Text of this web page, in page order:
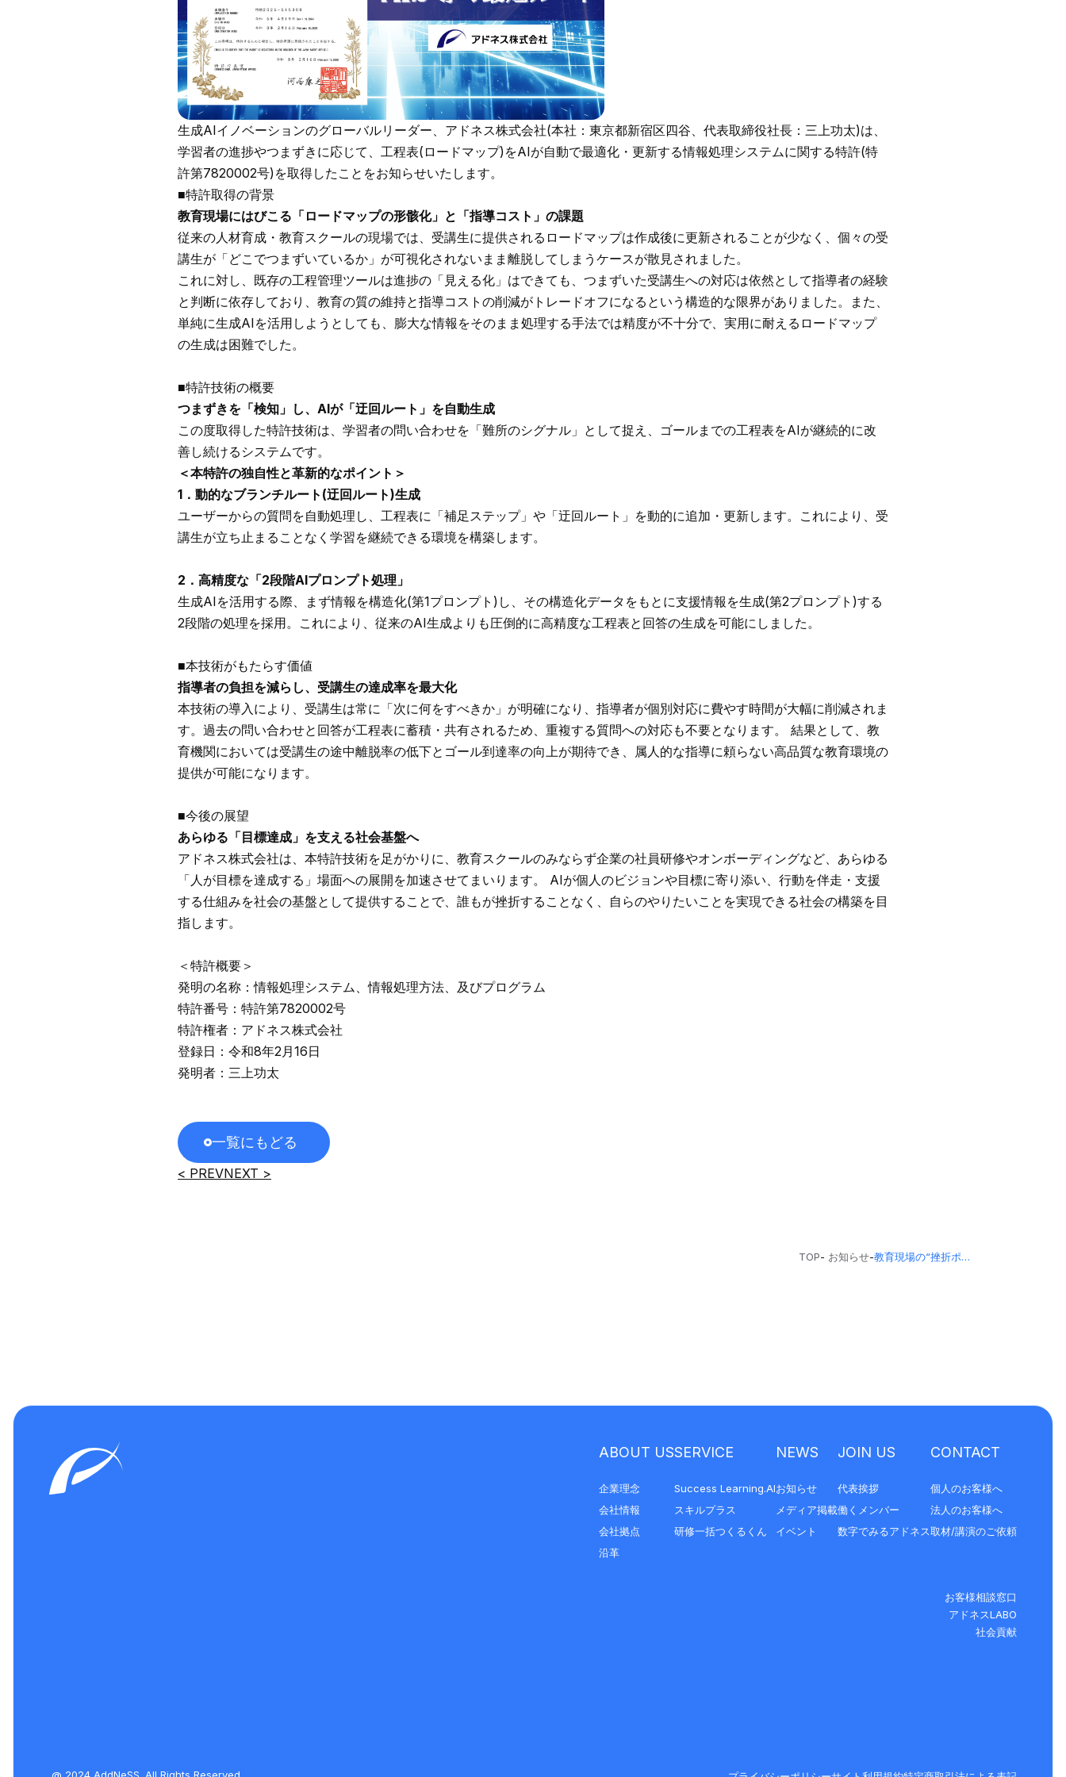
生成AIイノベーションのグローバルリーダー、アドネス株式会社(本社：東京都新宿区四谷、代表取締役社長：三上功太)は、
学習者の進捗やつまずきに応じて、工程表(ロードマップ)をAIが自動で最適化・更新する情報処理システムに関する特許(特
許第7820002号)を取得したことをお知らせいたします。
■特許取得の背景
教育現場にはびこる「ロードマップの形骸化」と「指導コスト」の課題
従来の人材育成・教育スクールの現場では、受講生に提供されるロードマップは作成後に更新されることが少なく、個々の受
講生が「どこでつまずいているか」が可視化されないまま離脱してしまうケースが散見されました。
これに対し、既存の工程管理ツールは進捗の「見える化」はできても、つまずいた受講生への対応は依然として指導者の経験
と判断に依存しており、教育の質の維持と指導コストの削減がトレードオフになるという構造的な限界がありました。また、
単純に生成AIを活用しようとしても、膨大な情報をそのまま処理する手法では精度が不十分で、実用に耐えるロードマップ
の生成は困難でした。
■特許技術の概要
つまずきを「検知」し、AIが「迂回ルート」を自動生成
この度取得した特許技術は、学習者の問い合わせを「難所のシグナル」として捉え、ゴールまでの工程表をAIが継続的に改
善し続けるシステムです。
＜本特許の独自性と革新的なポイント＞
1．動的なブランチルート(迂回ルート)生成
ユーザーからの質問を自動処理し、工程表に「補足ステップ」や「迂回ルート」を動的に追加・更新します。これにより、受
講生が立ち止まることなく学習を継続できる環境を構築します。
2．高精度な「2段階AIプロンプト処理」
生成AIを活用する際、まず情報を構造化(第1プロンプト)し、その構造化データをもとに支援情報を生成(第2プロンプト)する
2段階の処理を採用。これにより、従来のAI生成よりも圧倒的に高精度な工程表と回答の生成を可能にしました。
■本技術がもたらす価値
指導者の負担を減らし、受講生の達成率を最大化
本技術の導入により、受講生は常に「次に何をすべきか」が明確になり、指導者が個別対応に費やす時間が大幅に削減されま
す。過去の問い合わせと回答が工程表に蓄積・共有されるため、重複する質問への対応も不要となります。 結果として、教
育機関においては受講生の途中離脱率の低下とゴール到達率の向上が期待でき、属人的な指導に頼らない高品質な教育環境の
提供が可能になります。
■今後の展望
あらゆる「目標達成」を支える社会基盤へ
アドネス株式会社は、本特許技術を足がかりに、教育スクールのみならず企業の社員研修やオンボーディングなど、あらゆる
「人が目標を達成する」場面への展開を加速させてまいります。 AIが個人のビジョンや目標に寄り添い、行動を伴走・支援
する仕組みを社会の基盤として提供することで、誰もが挫折することなく、自らのやりたいことを実現できる社会の構築を目
指します。
＜特許概要＞
発明の名称：情報処理システム、情報処理方法、及びプログラム
特許番号：特許第7820002号
特許権者：アドネス株式会社
登録日：令和8年2月16日
発明者：三上功太
一覧にもどる
< PREVNEXT >
TOP- お知らせ- 教育現場の“挫折ポイント”をAIが解消。学習のつまずきに応じてロードマップに迂回ルートを自動生成する技術で特許取得
ABOUT US
企業理念
会社情報
会社拠点
沿革
SERVICE
Success Learning.AI
スキルプラス
研修一括つくるくん
NEWS
お知らせ
メディア掲載
イベント
JOIN US
代表挨拶
働くメンバー
数字でみるアドネス
CONTACT
個人のお客様へ
法人のお客様へ
取材/講演のご依頼
お客様相談窓口
アドネスLABO
社会貢献